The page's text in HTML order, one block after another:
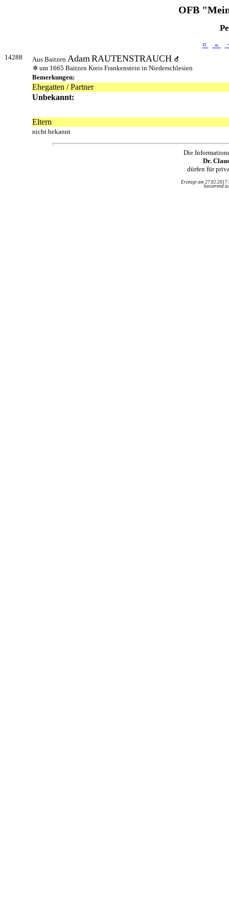
OFB
¤ «
14288 Aus Baitzen AdamRAUTENSTRAUCH
um 1665 Baitzen Kreis Frankenstein in Niederschlesien
Bemerkungen:
Ehegatten / Partner
Unbekannt:
Eltern
nicht bekannt
Die
Dr.
dürfen für
Erzeugt am
basierend